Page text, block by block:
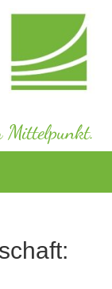
Mittelpunkt.